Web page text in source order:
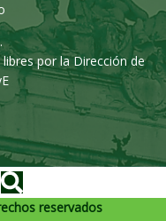
por la Dirección de
reservados